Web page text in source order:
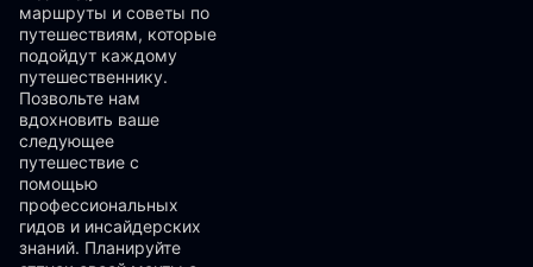
маршруты и советы по
путешествиям, которые
подойдут каждому
путешественнику.
Позвольте нам
вдохновить ваше
следующее
путешествие с
помощью
профессиональных
гидов и инсайдерских
знаний. Планируйте